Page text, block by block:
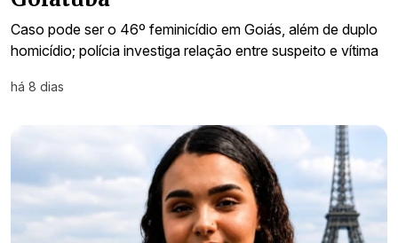
Caso pode ser o 46º feminicídio em Goiás, além de duplo
homicídio; polícia investiga relação entre suspeito e vítima
há 8 dias